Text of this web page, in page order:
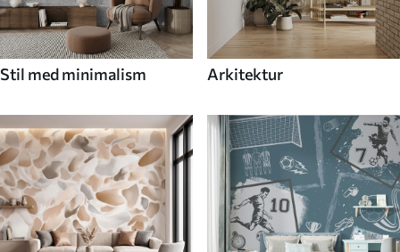
Stil med minimalism Arkitektur